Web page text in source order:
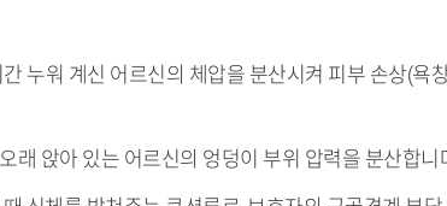
간 누워 계신 어르신의 체압을 분산시켜 피부 손상(
래 앉아 있는 어르신의 엉덩이 부위 압력을 분산합니